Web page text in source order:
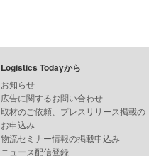
Logistics Todayから
お知らせ
広告に関するお問い合わせ
取材のご依頼、プレスリリース掲載の
お申込み
物流セミナー情報の掲載申込み
ニュース配信登録